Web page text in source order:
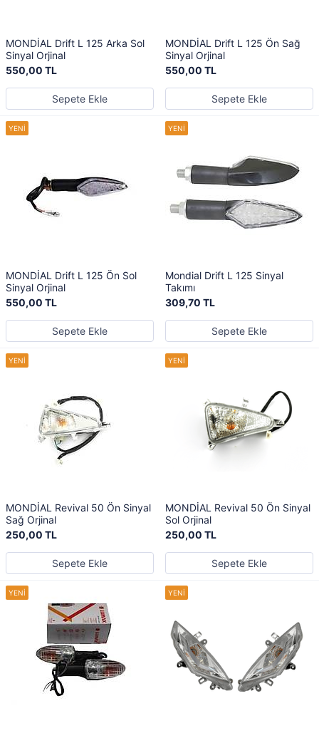
MONDİAL Drift L 125 Arka Sol
Sinyal Orjinal
550,00 TL
Sepete Ekle
MONDİAL Drift L 125 Ön Sağ
Sinyal Orjinal
550,00 TL
Sepete Ekle
MONDİAL Drift L 125 Ön Sol
Sinyal Orjinal
550,00 TL
Sepete Ekle
Mondial Drift L 125 Sinyal
Takımı
309,70 TL
Sepete Ekle
MONDİAL Revival 50 Ön Sinyal
Sağ Orjinal
250,00 TL
Sepete Ekle
MONDİAL Revival 50 Ön Sinyal
Sol Orjinal
250,00 TL
Sepete Ekle